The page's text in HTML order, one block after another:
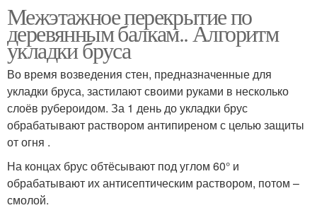
Межэтажное перекрытие по
деревянным балкам.. Алгоритм
укладки бруса
Во время возведения стен, предназначенные для
укладки бруса, застилают своими руками в несколько
слоёв рубероидом. За 1 день до укладки брус
обрабатывают раствором антипиреном с целью защиты
от огня .
На концах брус обтёсывают под углом 60° и
обрабатывают их антисептическим раствором, потом –
смолой.